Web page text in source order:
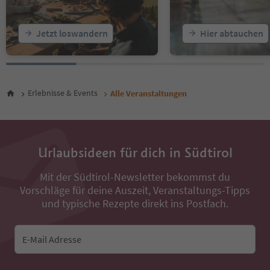
Jetzt loswandern Hier abtauchen
Erlebnisse & Events Alle Veranstaltungen
Urlaubsideen für dich in Südtirol
Mit der Südtirol-Newsletter bekommst du
Vorschläge für deine Auszeit, Veranstaltungs-Tipps
und typische Rezepte direkt ins Postfach.
E-Mail Adresse